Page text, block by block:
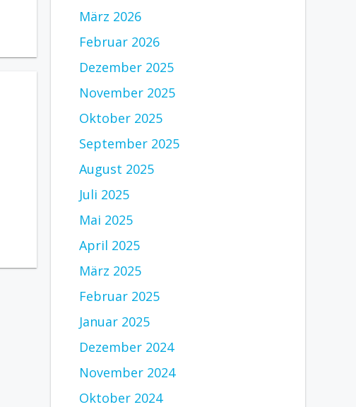
März 2026
Februar 2026
Dezember 2025
November 2025
Oktober 2025
September 2025
August 2025
Juli 2025
Mai 2025
April 2025
März 2025
Februar 2025
Januar 2025
Dezember 2024
November 2024
Oktober 2024